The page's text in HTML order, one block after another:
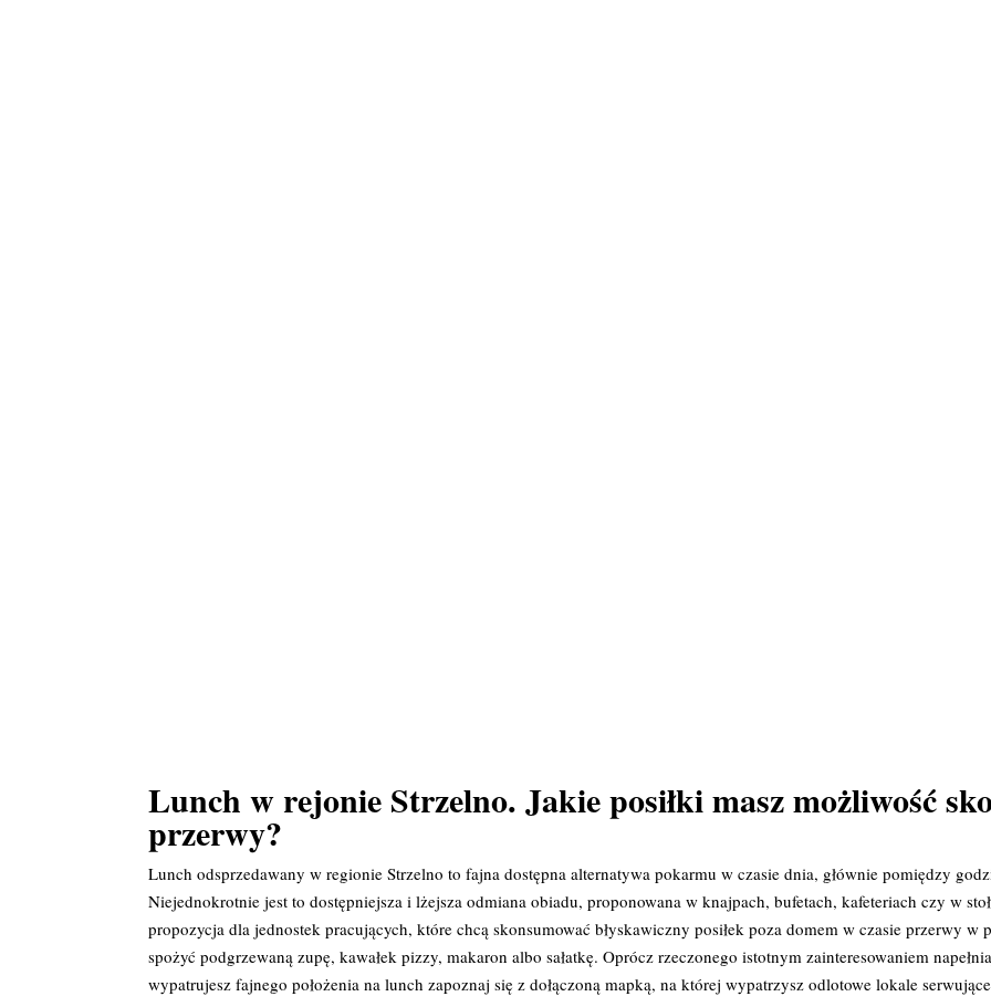
Lunch w rejonie Strzelno. Jakie posiłki masz możliwość
przerwy?
Lunch odsprzedawany w regionie Strzelno to fajna dostępna alternatywa pokarmu w czasie dnia, głównie pomiędzy
Niejednokrotnie jest to dostępniejsza i lżejsza odmiana obiadu, proponowana w knajpach, bufetach, kafeteriach czy w
propozycja dla jednostek pracujących, które chcą skonsumować błyskawiczny posiłek poza domem w czasie przerwy w
spożyć podgrzewaną zupę, kawałek pizzy, makaron albo sałatkę. Oprócz rzeczonego istotnym zainteresowaniem
wypatrujesz fajnego położenia na lunch zapoznaj się z dołączoną mapką, na której wypatrzysz odlotowe lokale